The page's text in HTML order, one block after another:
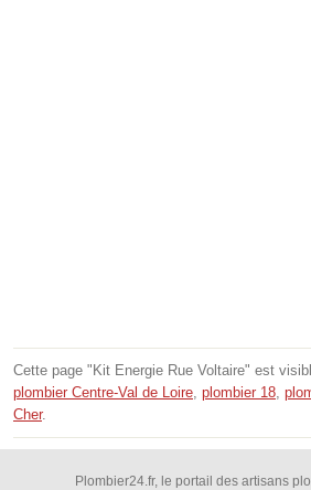
Cette page "Kit Energie Rue Voltaire" est
plombier Centre-Val de Loire plombier 18
Cher.
Plombier24.fr, le portail des artisans